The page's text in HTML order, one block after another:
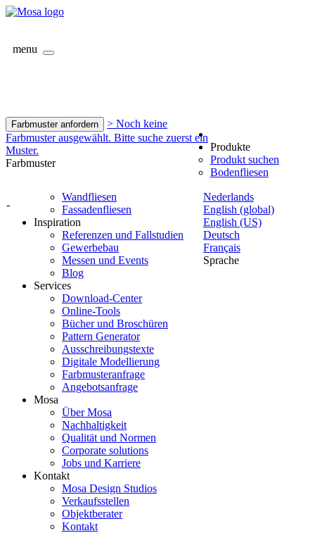
menu
Farbmuster anfordern
> Noch keine
Farbmuster ausgewählt. Bitte suche zuerst ein
Muster.
Farbmuster
-
Nederlands
English (global)
English (US)
Deutsch
Français
Sprache
Produkte
Produkt suchen
Bodenfliesen
Wandfliesen
Fassadenfliesen
Inspiration
Referenzen und Fallstudien
Gewerbebau
Messen und Events
Blog
Services
Download-Center
Online-Tools
Bücher und Broschüren
Pattern Generator
Ausschreibungstexte
Digitale Modellierung
Farbmusteranfrage
Angebotsanfrage
Mosa
Über Mosa
Nachhaltigkeit
Qualität und Normen
Corporate solutions
Jobs und Karriere
Kontakt
Mosa Design Studios
Verkaufsstellen
Objektberater
Kontakt